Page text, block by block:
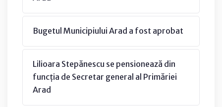
Bugetul Municipiului Arad a fost aprobat
Lilioara Stepănescu se pensionează din
funcția de Secretar general al Primăriei
Arad